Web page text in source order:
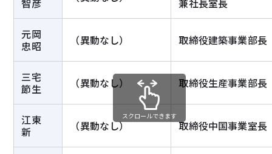
元岡
忠昭
（異動なし） 取締役建築事業部長
三宅
節生
（異動なし） 取締役生産事業部長
江東
新
（異動なし） 取締役中国事業室長
スクロールできます